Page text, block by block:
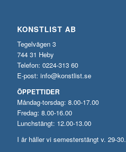
KONSTLIST AB
Tegelvägen 3
744 31 Heby
Telefon: 0224-313 60
E-post: info@konstlist.se
ÖPPETTIDER
Måndag-torsdag: 8.00-17.00
Fredag: 8.00-16.00
Lunchstängt: 12.00-13.00
I år håller vi semesterstängt v. 29-30.